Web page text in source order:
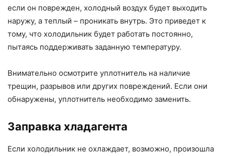
если он поврежден, холодный воздух будет выходить
наружу, а теплый – проникать внутрь. Это приведет к
тому, что холодильник будет работать постоянно,
пытаясь поддерживать заданную температуру.
Внимательно осмотрите уплотнитель на наличие
трещин, разрывов или других повреждений. Если они
обнаружены, уплотнитель необходимо заменить.
Заправка хладагента
Если холодильник не охлаждает, возможно, произошла